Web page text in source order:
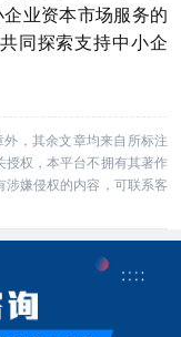
业资本市场服务的
同探索支持中小企
，其余文章均来自所标注
权，本平台不拥有其著作
嫌侵权的内容，可联系客